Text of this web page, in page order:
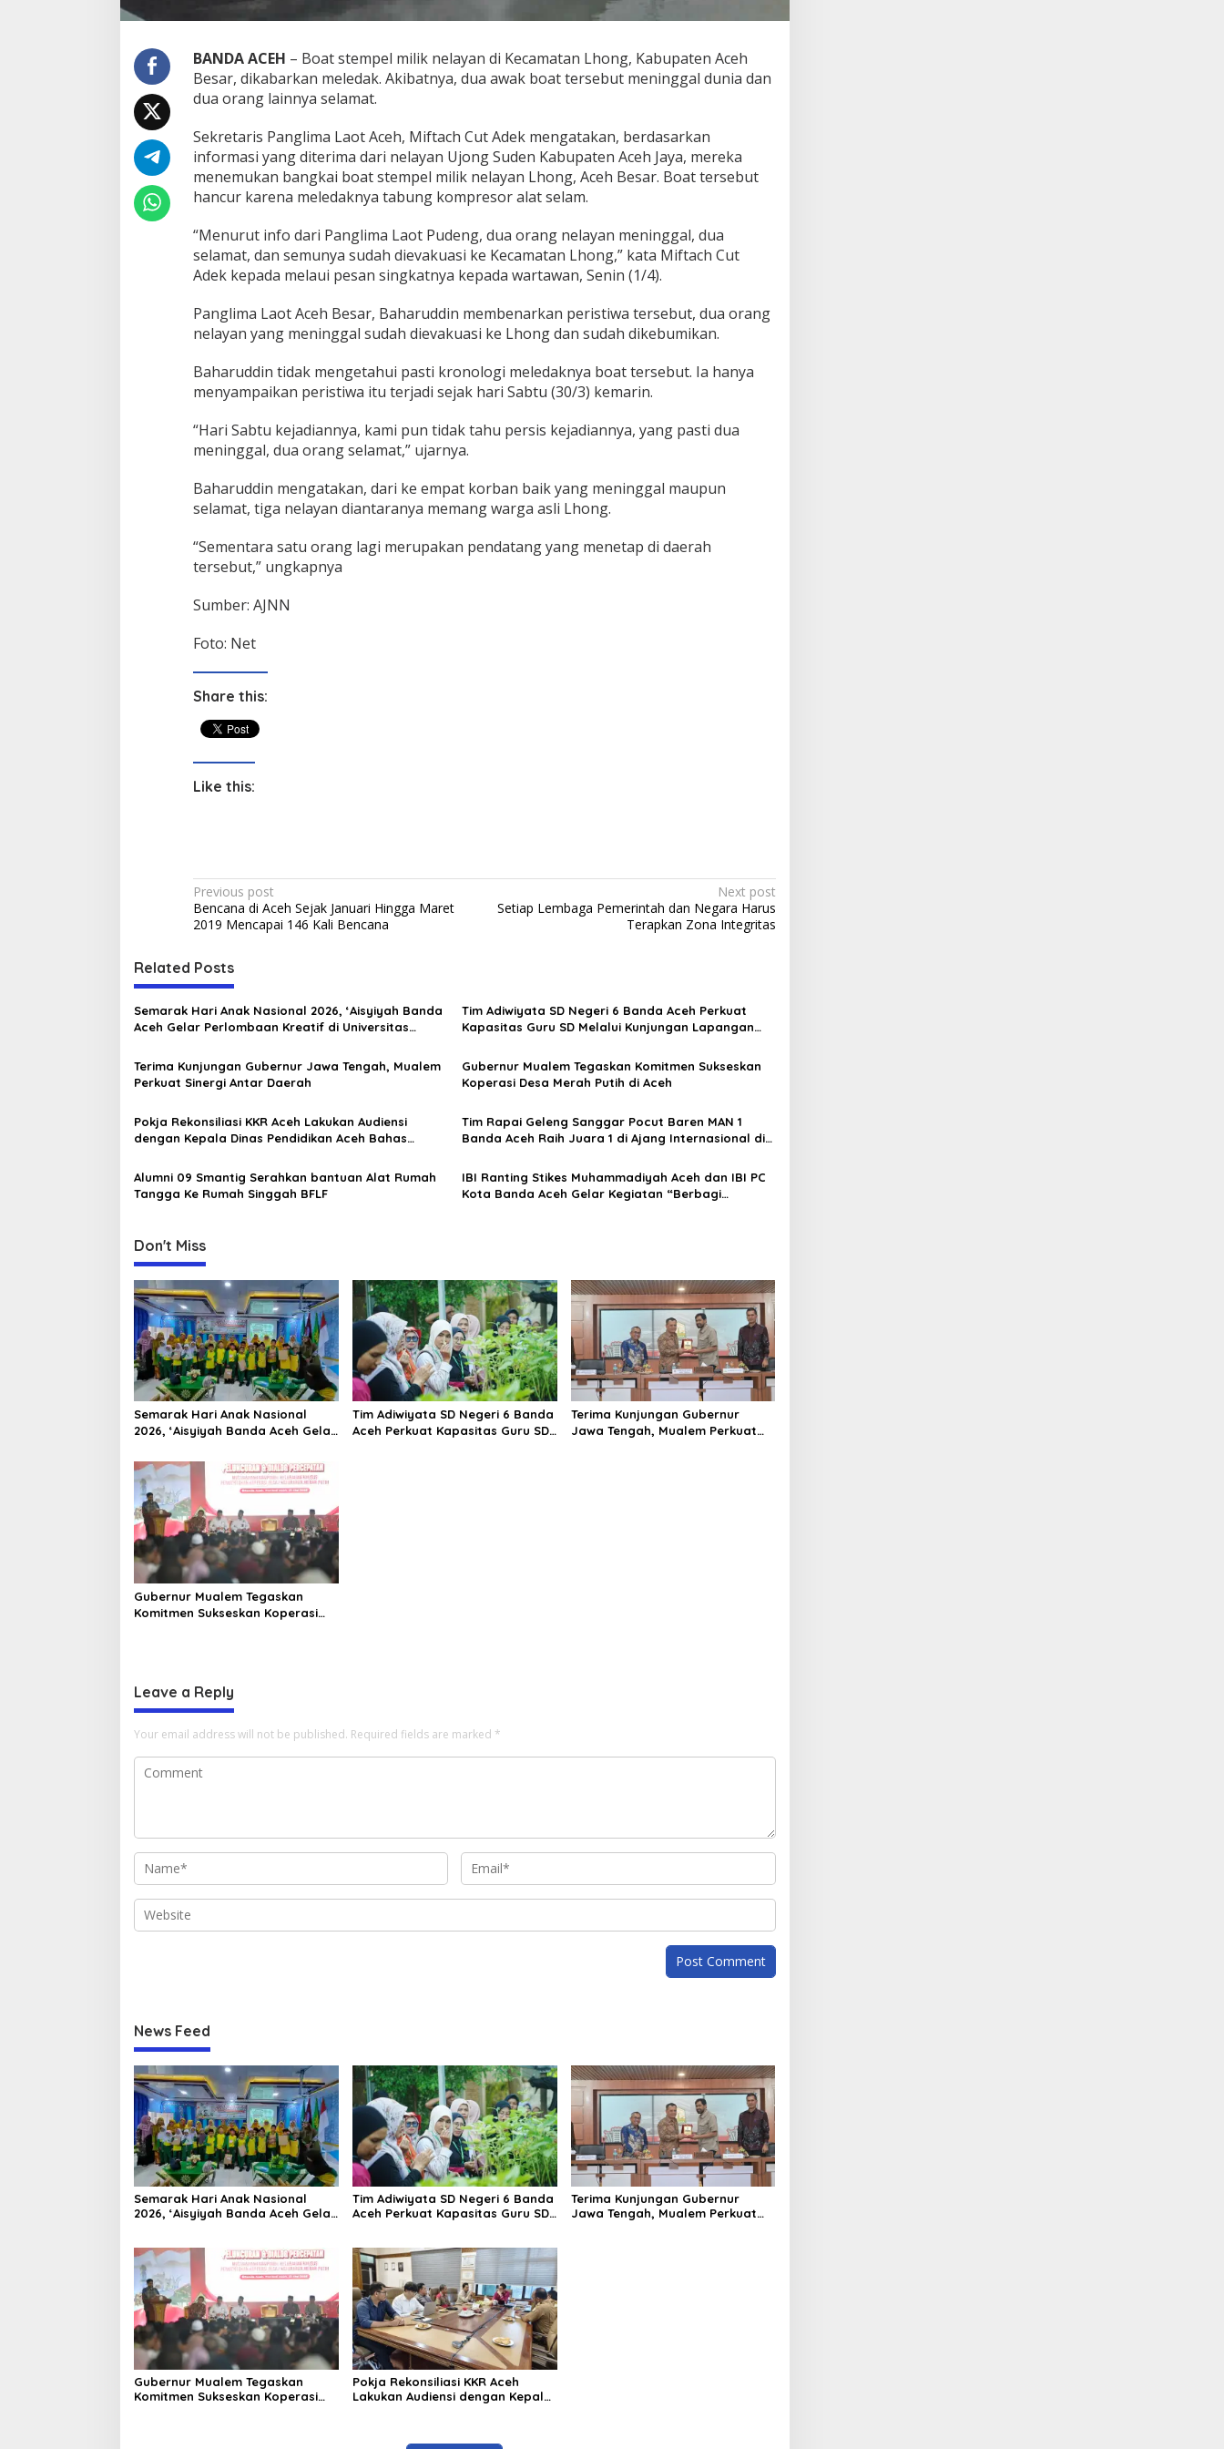
M
n
i
n
g
a
l
D
u
n
a
BANDA ACEH – Boat stempel milik nelayan di Kecamatan Lhong, Kabupaten Aceh
Besar, dikabarkan meledak. Akibatnya, dua awak boat tersebut meninggal dunia dan
dua orang lainnya selamat.
Sekretaris Panglima Laot Aceh, Miftach Cut Adek mengatakan, berdasarkan
informasi yang diterima dari nelayan Ujong Suden Kabupaten Aceh Jaya, mereka
menemukan bangkai boat stempel milik nelayan Lhong, Aceh Besar. Boat tersebut
hancur karena meledaknya tabung kompresor alat selam.
“Menurut info dari Panglima Laot Pudeng, dua orang nelayan meninggal, dua
selamat, dan semunya sudah dievakuasi ke Kecamatan Lhong,” kata Miftach Cut
Adek kepada melaui pesan singkatnya kepada wartawan, Senin (1/4).
Panglima Laot Aceh Besar, Baharuddin membenarkan peristiwa tersebut, dua orang
nelayan yang meninggal sudah dievakuasi ke Lhong dan sudah dikebumikan.
Baharuddin tidak mengetahui pasti kronologi meledaknya boat tersebut. Ia hanya
menyampaikan peristiwa itu terjadi sejak hari Sabtu (30/3) kemarin.
“Hari Sabtu kejadiannya, kami pun tidak tahu persis kejadiannya, yang pasti dua
meninggal, dua orang selamat,” ujarnya.
Baharuddin mengatakan, dari ke empat korban baik yang meninggal maupun
selamat, tiga nelayan diantaranya memang warga asli Lhong.
“Sementara satu orang lagi merupakan pendatang yang menetap di daerah
tersebut,” ungkapnya
Sumber: AJNN
Foto: Net
Share this:
Like this:
P
o
t
n
a
i
a
t
i
o
Previous post
Bencana di Aceh Sejak Januari Hingga Maret
2019 Mencapai 146 Kali Bencana
Next post
Setiap Lembaga Pemerintah dan Negara Harus
Terapkan Zona Integritas
Related Posts
Semarak Hari Anak Nasional 2026, ‘Aisyiyah Banda
Aceh Gelar Perlombaan Kreatif di Universitas
Tim Adiwiyata SD Negeri 6 Banda Aceh Perkuat
Kapasitas Guru SD Melalui Kunjungan Lapangan
Terima Kunjungan Gubernur Jawa Tengah, Mualem
Perkuat Sinergi Antar Daerah
Gubernur Mualem Tegaskan Komitmen Sukseskan
Koperasi Desa Merah Putih di Aceh
Pokja Rekonsiliasi KKR Aceh Lakukan Audiensi
dengan Kepala Dinas Pendidikan Aceh Bahas
Tim Rapai Geleng Sanggar Pocut Baren MAN 1
Banda Aceh Raih Juara 1 di Ajang Internasional di
Alumni 09 Smantig Serahkan bantuan Alat Rumah
Tangga Ke Rumah Singgah BFLF
IBI Ranting Stikes Muhammadiyah Aceh dan IBI PC
Kota Banda Aceh Gelar Kegiatan “Berbagi
Don't Miss
Semarak Hari Anak Nasional
2026, ‘Aisyiyah Banda Aceh Gelar
Universitas Ahmad Dahlan Aceh
Tim Adiwiyata SD Negeri 6 Banda
Aceh Perkuat Kapasitas Guru SD
Terima Kunjungan Gubernur
Jawa Tengah, Mualem Perkuat
Gubernur Mualem Tegaskan
Komitmen Sukseskan Koperasi
Leave a Reply
Your email address will not be published. Required fields are marked *
News Feed
Semarak Hari Anak Nasional
2026, ‘Aisyiyah Banda Aceh Gelar
Tim Adiwiyata SD Negeri 6 Banda
Aceh Perkuat Kapasitas Guru SD
Terima Kunjungan Gubernur
Jawa Tengah, Mualem Perkuat
Gubernur Mualem Tegaskan
Komitmen Sukseskan Koperasi
Pokja Rekonsiliasi KKR Aceh
Lakukan Audiensi dengan Kepala